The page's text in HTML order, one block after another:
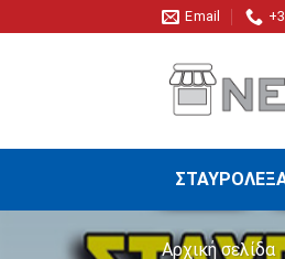
to
Email
Αρχική σελίδα